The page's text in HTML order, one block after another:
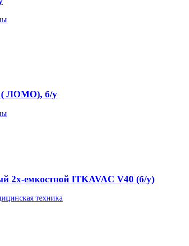
( ЛОМО), б/у
2х-емкостной ITKAVAC V40 (б/у)
техника